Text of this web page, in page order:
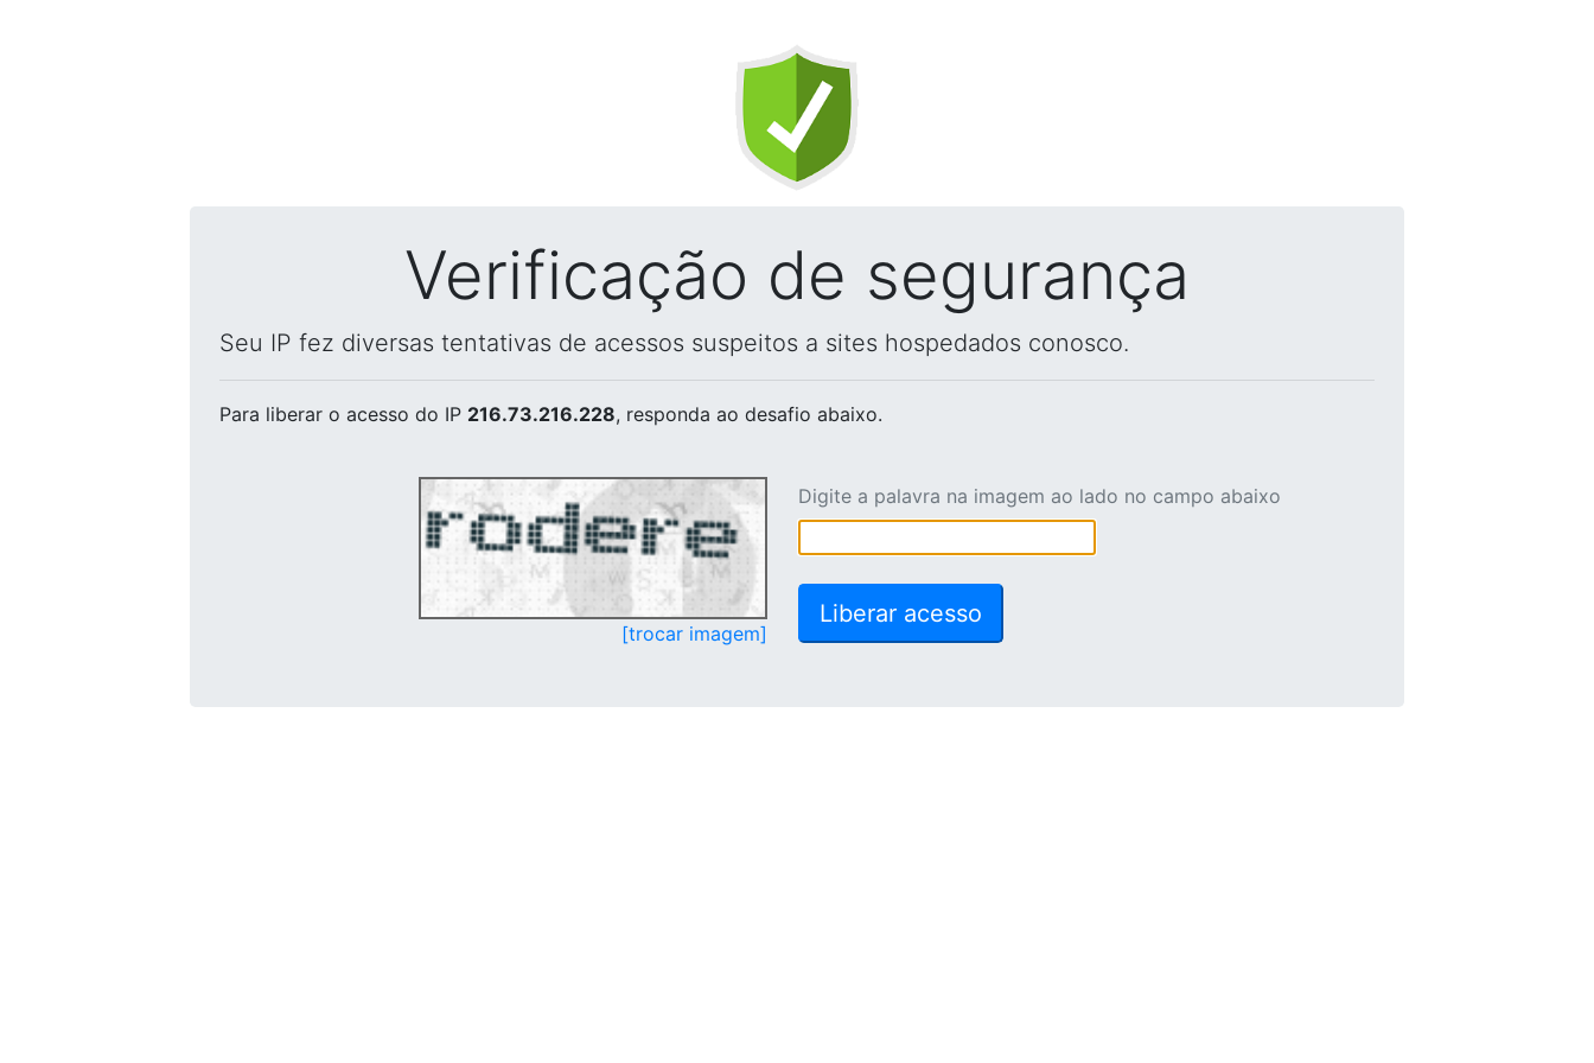
Verificação de segurança
Seu IP fez diversas tentativas de acessos suspeitos a sites hospedados conosco.
Para liberar o acesso do IP 216.73.216.228, responda ao desafio abaixo.
[trocar imagem]
Digite a palavra na imagem ao lado no campo abaixo